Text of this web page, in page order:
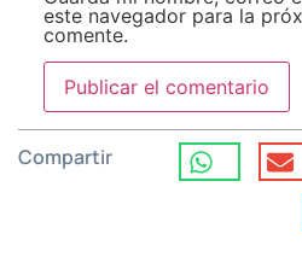
este navegador para la
comente.
Compartir